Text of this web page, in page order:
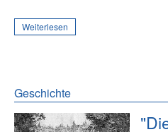
Weiterlesen
Geschichte